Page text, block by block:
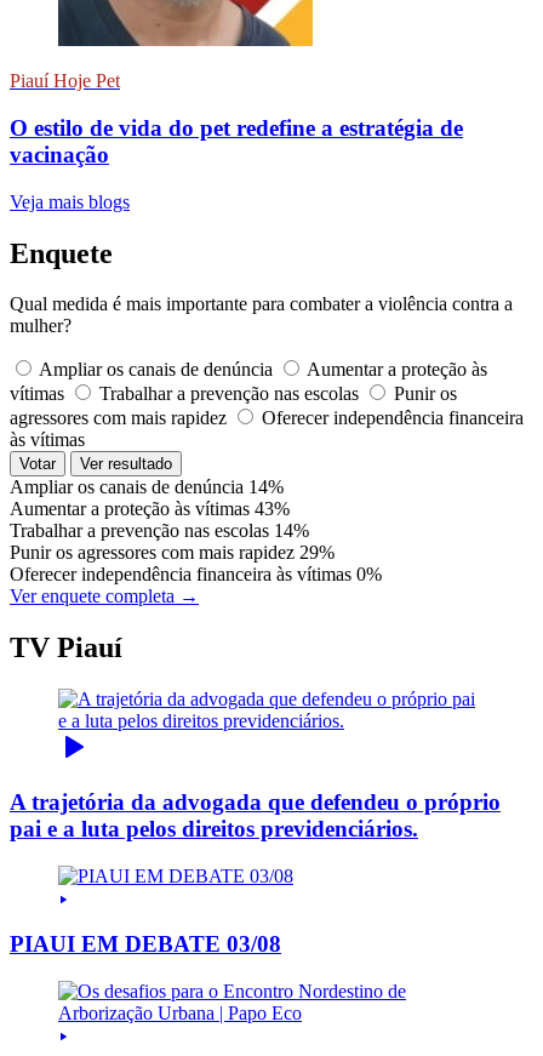
Piauí Hoje Pet
O estilo de vida do pet redefine a estratégia de
vacinação
Veja mais blogs
Enquete
Qual medida é mais importante para combater a violência contra a
mulher?
Ampliar os canais de denúncia
Aumentar a proteção às
vítimas
Trabalhar a prevenção nas escolas
Punir os
agressores com mais rapidez
Oferecer independência financeira
às vítimas
Votar Ver resultado
Ampliar os canais de denúncia 14%
Aumentar a proteção às vítimas 43%
Trabalhar a prevenção nas escolas 14%
Punir os agressores com mais rapidez 29%
Oferecer independência financeira às vítimas 0%
Ver enquete completa →
TV Piauí
A trajetória da advogada que defendeu o próprio
pai e a luta pelos direitos previdenciários.
PIAUI EM DEBATE 03/08